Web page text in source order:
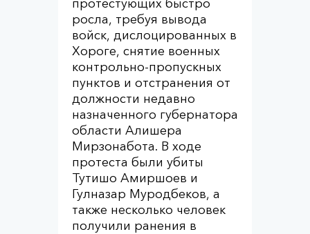
протестующих быстро
росла, требуя вывода
войск, дислоцированных в
Хороге, снятие военных
контрольно-пропускных
пунктов и отстранения от
должности недавно
назначенного губернатора
области Алишера
Мирзонабота. В ходе
протеста были убиты
Тутишо Амиршоев и
Гулназар Муродбеков, а
также несколько человек
получили ранения в